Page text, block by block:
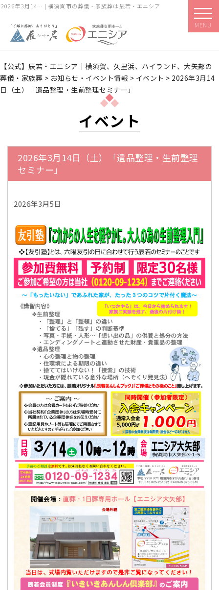
2026年3月14… | 横須賀市の葬儀・家族葬は辰若・エニシア
MENU
【公式】辰若・エニシア｜横須賀、久里浜、ハイランド、大矢部の
葬儀・家族葬 > お知らせ・イベント情報 > イベント > 2026年3月14
日（土）「遺品整理・生前整理セミナー」
イベント
2026年3月14日（土）「遺品整理・生前整理
セミナー」
2026年3月5日